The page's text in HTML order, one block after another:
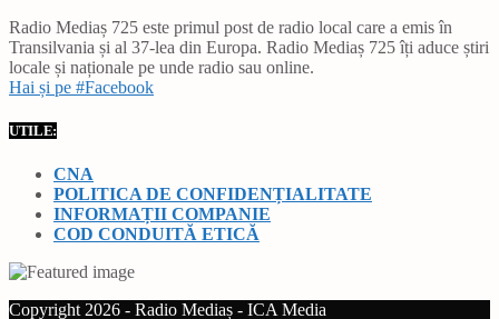
Radio Mediaș 725 este primul post de radio local care a emis în
Transilvania și al 37-lea din Europa. Radio Mediaș 725 îți aduce știri
locale și naționale pe unde radio sau online.
Hai și pe #Facebook
UTILE:
CNA
POLITICA DE CONFIDENȚIALITATE
INFORMAȚII COMPANIE
COD CONDUITĂ ETICĂ
Copyright 2026 - Radio Mediaș - ICA Media